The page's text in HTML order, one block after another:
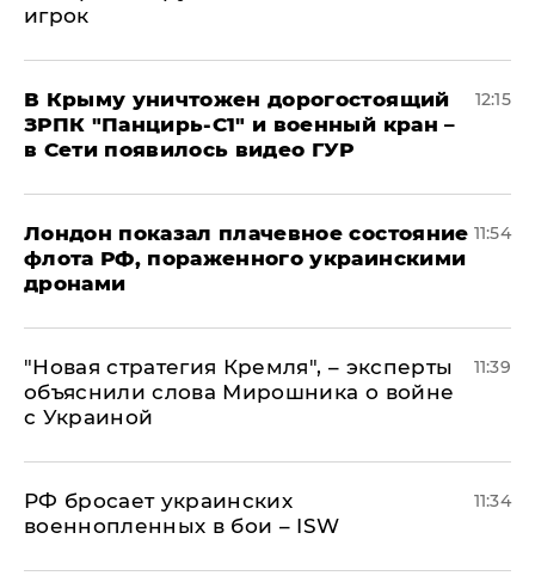
игрок
В Крыму уничтожен дорогостоящий
ЗРПК "Панцирь-С1" и военный кран –
в Сети появилось видео ГУР
12:15
Лондон показал плачевное состояние
флота РФ, пораженного украинскими
дронами
11:54
"Новая стратегия Кремля", – эксперты
объяснили слова Мирошника о войне
с Украиной
11:39
РФ бросает украинских
военнопленных в бои – ISW
11:34